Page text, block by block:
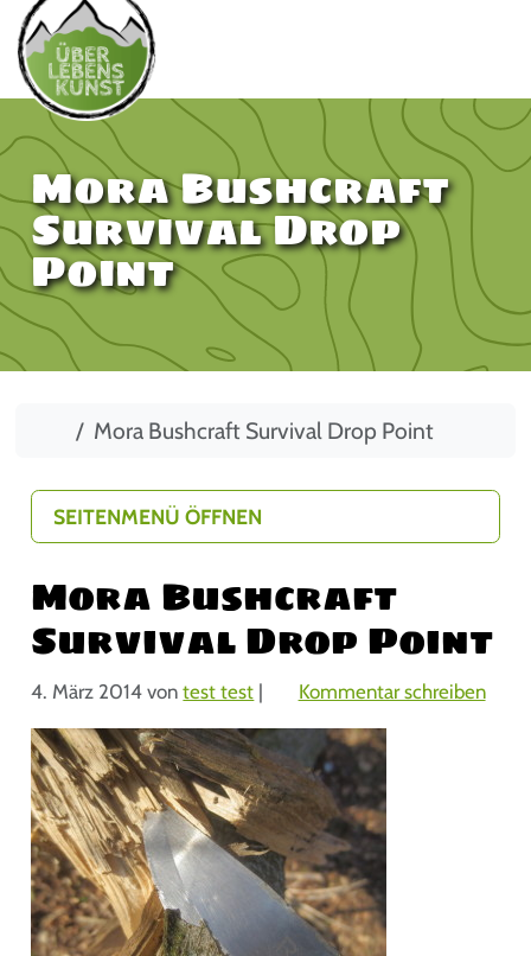
Mora Bushcraft
Survival Drop
Point
StartMora Bushcraft Survival Drop Point
Mora Bushcraft
Survival Drop Point
4. März 2014 vontest test | Kommentar schreiben
SEITENMENÜ ÖFFNEN